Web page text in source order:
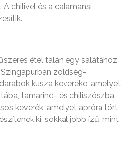
A chilivel és a calamansi
étel talán egy salátához
zöldség-,
kusza keveréke, amelyet
tamarind- és chiliszószba
keverék, amelyet apróra tört
ki, sokkal jobb ízű, mint